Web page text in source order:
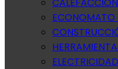
ECONOMATO
ELECTRICIDAD